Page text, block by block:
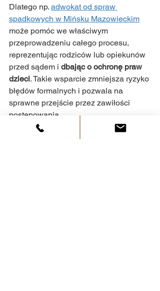
Dlatego np. adwokat od spraw
spadkowych w Mińsku Mazowieckim
może pomóc we właściwym
przeprowadzeniu całego procesu,
reprezentując rodziców lub opiekunów
przed sądem i dbając o ochronę praw
dzieci. Takie wsparcie zmniejsza ryzyko
błędów formalnych i pozwala na
sprawne przejście przez zawiłości
postępowania.